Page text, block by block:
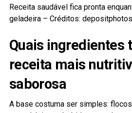
Receita saudável fica pronta
geladeira – Créditos:
Quais ingredientes
receita mais
saborosa
A base costuma ser simples: